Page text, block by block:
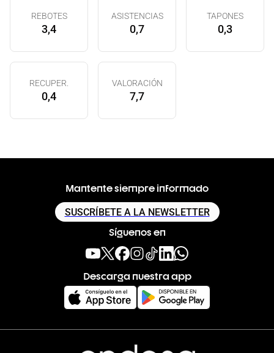
REBOTES
3,4
ASISTENCIAS
0,7
TAPONES
0,3
RECUPER.
0,4
VALORACIÓN
7,7
Mantente siempre informado
SUSCRÍBETE A LA NEWSLETTER
Síguenos en
Descarga nuestra app